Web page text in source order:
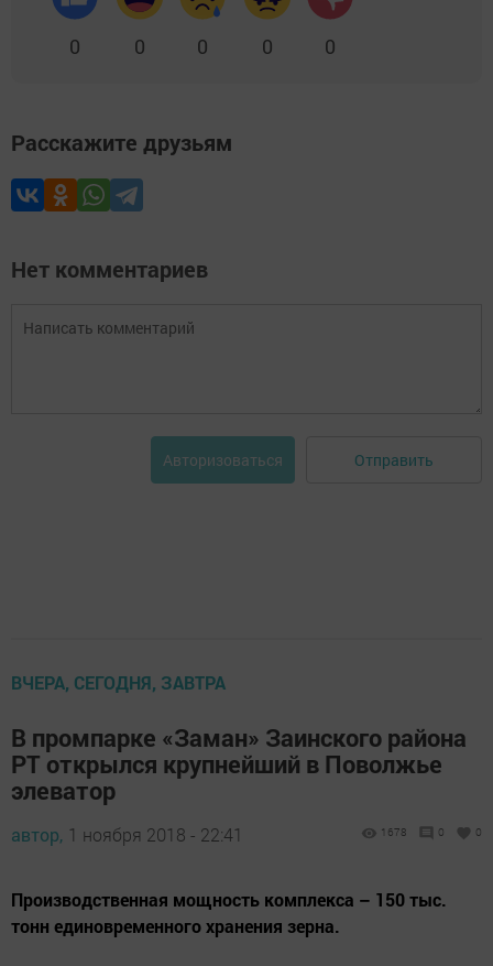
0 0 0 0 0
Расскажите друзьям
Нет комментариев
Авторизоваться Отправить
ВЧЕРА, СЕГОДНЯ, ЗАВТРА
В промпарке «Заман» Заинского района
РТ открылся крупнейший в Поволжье
элеватор
автор, 1 ноября 2018 - 22:41 1678 0 0
Производственная мощность комплекса – 150 тыс.
тонн единовременного хранения зерна.